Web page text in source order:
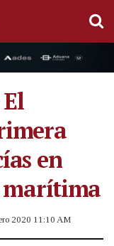
en
marítima
2020 11:10 AM